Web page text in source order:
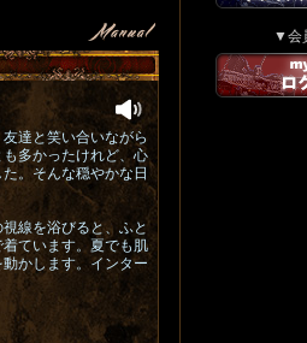
達と笑い合いながら
多かったけれど、心
。そんな穏やかな日
線を浴びると、ふと
ています。夏でも肌
かします。インター
▼会